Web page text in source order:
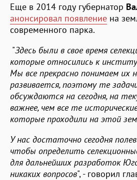
Еще в 2014 году губернатор
анонсировал появление на
современного парка.
"Здесь были в свое время
которые относились к
Мы все прекрасно понимаем их
развивается, поэтому те
обсуждаются на сегодня, на
важнее, чем все те
которые проходили на этой
У нас достаточно сегодня
чтобы определить
для дальнейших разработок
никаких вопросов", - говорил